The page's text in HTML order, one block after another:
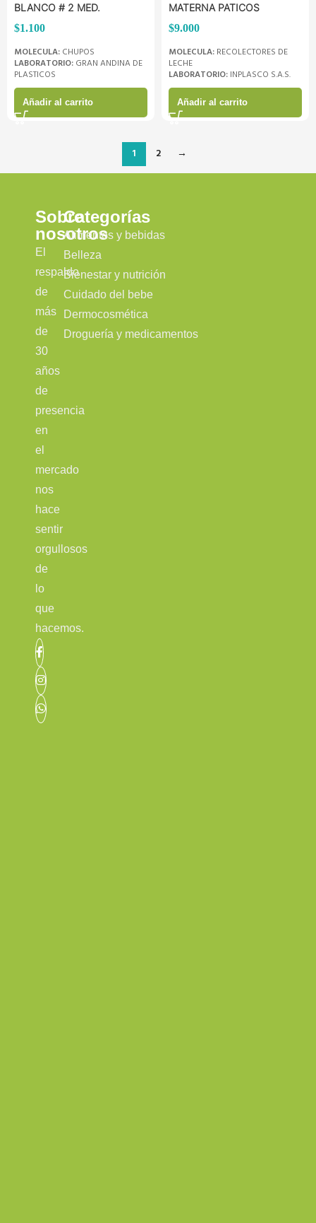
BLANCO # 2 MED.
$1.100
MOLECULA: CHUPOS
LABORATORIO: GRAN ANDINA DE
PLASTICOS
Añadir al carrito
MATERNA PATICOS
$9.000
MOLECULA: RECOLECTORES DE
LECHE
LABORATORIO: INPLASCO S.A.S.
Añadir al carrito
1 2 →
Sobre
nosotros
El
respaldo
de
más
de
30
años
de
presencia
en
el
mercado
nos
hace
sentir
orgullosos
de
lo
que
hacemos.
Categorías
Alimentos y bebidas
Belleza
Bienestar y nutrición
Cuidado del bebe
Dermocosmética
Droguería y medicamentos